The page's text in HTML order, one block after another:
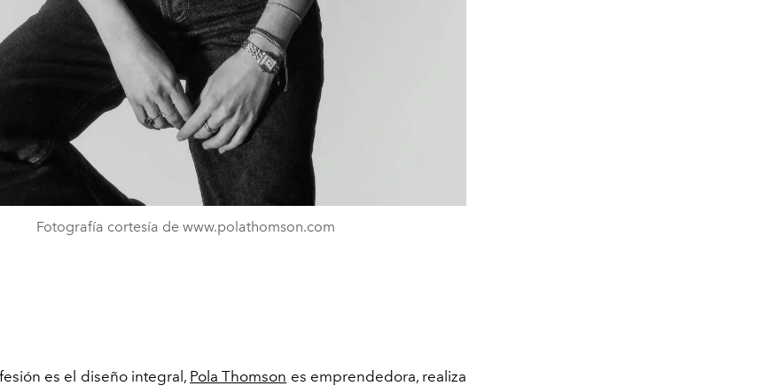
Fotografía cortesía de www.polathomson.com
es el diseño integral, Pola Thomson es emprendedora, realiza